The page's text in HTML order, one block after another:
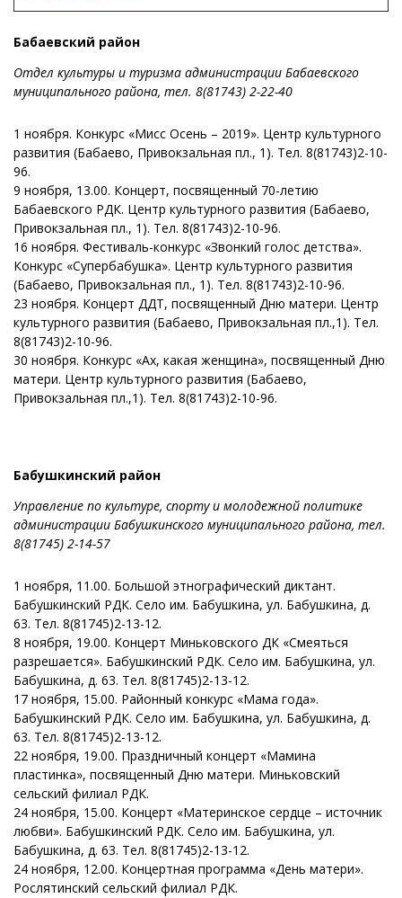
Бабаевский район
Отдел культуры и туризма администрации Бабаевского
муниципального района, тел. 8(81743) 2-22-40
1 ноября. Конкурс «Мисс Осень – 2019». Центр культурного
развития (Бабаево, Привокзальная пл., 1). Тел. 8(81743)2-10-
96.
9 ноября, 13.00. Концерт, посвященный 70-летию
Бабаевского РДК. Центр культурного развития (Бабаево,
Привокзальная пл., 1). Тел. 8(81743)2-10-96.
16 ноября. Фестиваль-конкурс «Звонкий голос детства».
Конкурс «Супербабушка». Центр культурного развития
(Бабаево, Привокзальная пл., 1). Тел. 8(81743)2-10-96.
23 ноября. Концерт ДДТ, посвященный Дню матери. Центр
культурного развития (Бабаево, Привокзальная пл.,1). Тел.
8(81743)2-10-96.
30 ноября. Конкурс «Ах, какая женщина», посвященный Дню
матери. Центр культурного развития (Бабаево,
Привокзальная пл.,1). Тел. 8(81743)2-10-96.
Бабушкинский район
Управление по культуре, спорту и молодежной политике
администрации Бабушкинского муниципального района, тел.
8(81745) 2-14-57
1 ноября, 11.00. Большой этнографический диктант.
Бабушкинский РДК. Село им. Бабушкина, ул. Бабушкина, д.
63. Тел. 8(81745)2-13-12.
8 ноября, 19.00. Концерт Миньковского ДК «Смеяться
разрешается». Бабушкинский РДК. Село им. Бабушкина, ул.
Бабушкина, д. 63. Тел. 8(81745)2-13-12.
17 ноября, 15.00. Районный конкурс «Мама года».
Бабушкинский РДК. Село им. Бабушкина, ул. Бабушкина, д.
63. Тел. 8(81745)2-13-12.
22 ноября, 19.00. Праздничный концерт «Мамина
пластинка», посвященный Дню матери. Миньковский
сельский филиал РДК.
24 ноября, 15.00. Концерт «Материнское сердце – источник
любви». Бабушкинский РДК. Село им. Бабушкина, ул.
Бабушкина, д. 63. Тел. 8(81745)2-13-12.
24 ноября, 12.00. Концертная программа «День матери».
Рослятинский сельский филиал РДК.